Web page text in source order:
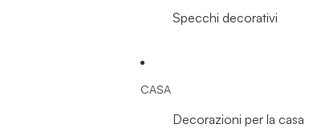
Specchi decorativi
CASA
Decorazioni per la casa